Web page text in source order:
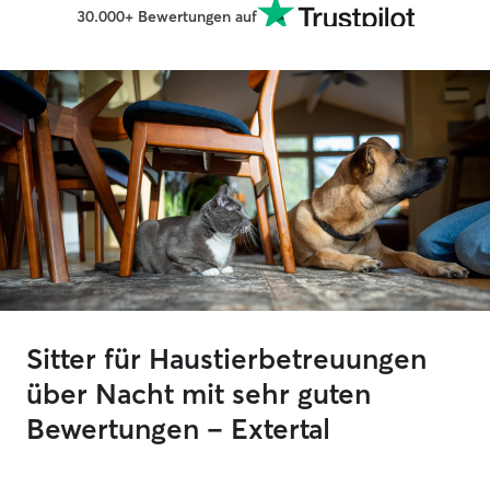
30.000+ Bewertungen auf
Sitter für Haustierbetreuungen
über Nacht mit sehr guten
Bewertungen – Extertal